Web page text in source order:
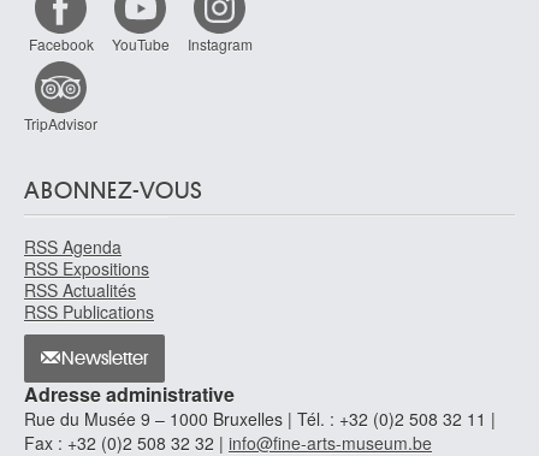
Facebook YouTube Instagram
TripAdvisor
ABONNEZ-VOUS
RSS Agenda
RSS Expositions
RSS Actualités
RSS Publications
Newsletter
Adresse administrative
Rue du Musée 9 – 1000 Bruxelles | Tél. : +32 (0)2 508 32 11 |
Fax : +32 (0)2 508 32 32 | info@fine-arts-museum.be